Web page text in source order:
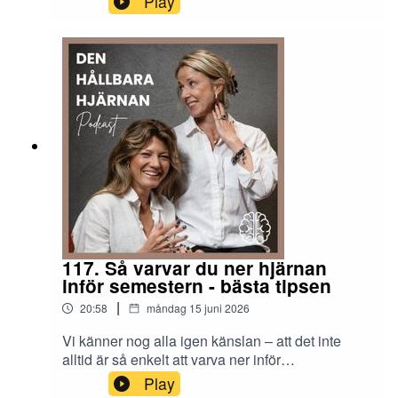
bearbetar erfarenheter och föder kreativitet.
Problemet är att de flesta av oss belastar det
första och försummar det andra. I det här avsnittet
utforskar vi varför ostörd vila inte är lathet utan en
aktiv återhämtningsprocess, hur dina bästa idéer
egentligen uppstår – och hur du tränar hjärnan att
smidigt växla mellan de två lägena för att undvika
utmattning och tänka som allra skarpast
117. Så varvar du ner hjärnan
inför semestern - bästa tipsen
20:58 | måndag 15 juni 2026
Vi känner nog alla igen känslan – att det inte
alltid är så enkelt att varva ner inför
semestern.Efter några intensiva veckor med
Play